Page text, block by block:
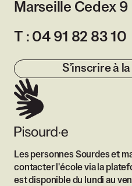
Marseille Cedex 9
T : 04 91 82 83 10
S’inscrire à
Les personnes Sourdes et
contacter l'école via la
est disponible du lundi au